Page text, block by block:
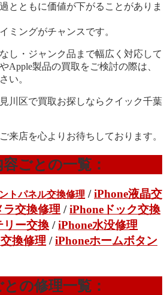
とともに価値が下がることがありま
ミングがチャンスです。
し・ジャンク品まで幅広く対応して
Apple製品の買取をご検討の際は、
い。
川区で買取お探しならクイック千葉
来店を心よりお待ちしております。
ごとの一覧：
トパネル交換修理 /iPhone液晶交
ラ交換修理 /iPhoneドック交換
リー交換 /iPhone水没修理
換修理 /iPhoneホームボタン
の修理一覧：